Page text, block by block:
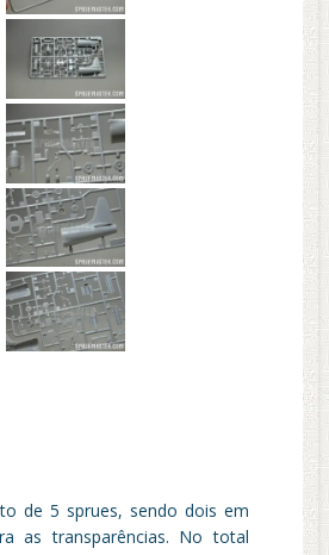
de 5 sprues, sendo dois em
as transparências. No total